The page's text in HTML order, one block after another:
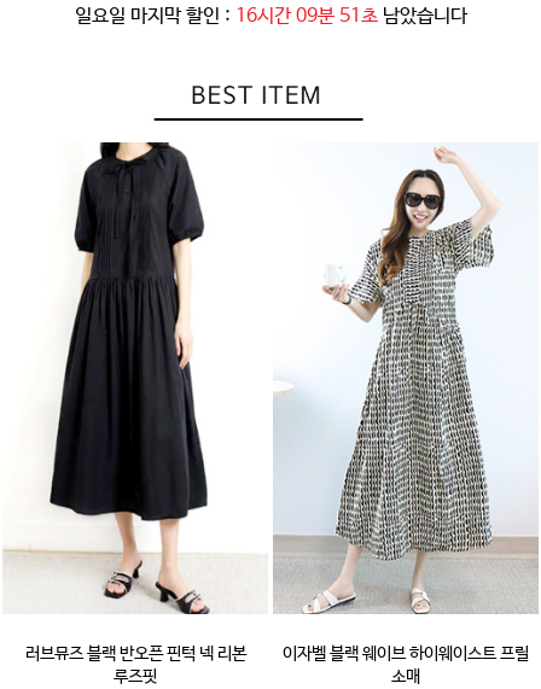
일요일 마지막 할인 : 16시간 09분 48초 남았습니다
러브뮤즈 블랙 반오픈 핀턱 넥 리본
루즈핏
이자벨 블랙 웨이브 하이웨이스트 프릴
소매